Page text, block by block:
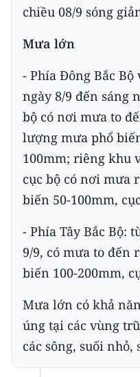
Duyên hải Nam Trung
Đồng bằng sông Cửu
Chuyên trang Hà Nội
Chuyên trang TP. Hồ
CHUYÊN ĐỀ
VỀ BÁO NHÂN DÂN
NHÂN DÂN CUỐI TUẦN
NHÂN DÂN HẰNG
chiều 08/9 sóng
Mưa lớn
- Phía Đông Bắc Bộ
ngày 8/9 đến sáng
bộ có nơi mưa to
lượng mưa phổ
100mm; riêng khu
cục bộ có nơi mưa
biến 50-100mm,
- Phía Tây Bắc Bộ:
9/9, có mưa to đến
biến 100-200mm,
Mưa lớn có khả
úng tại các vùng
các sông, suối